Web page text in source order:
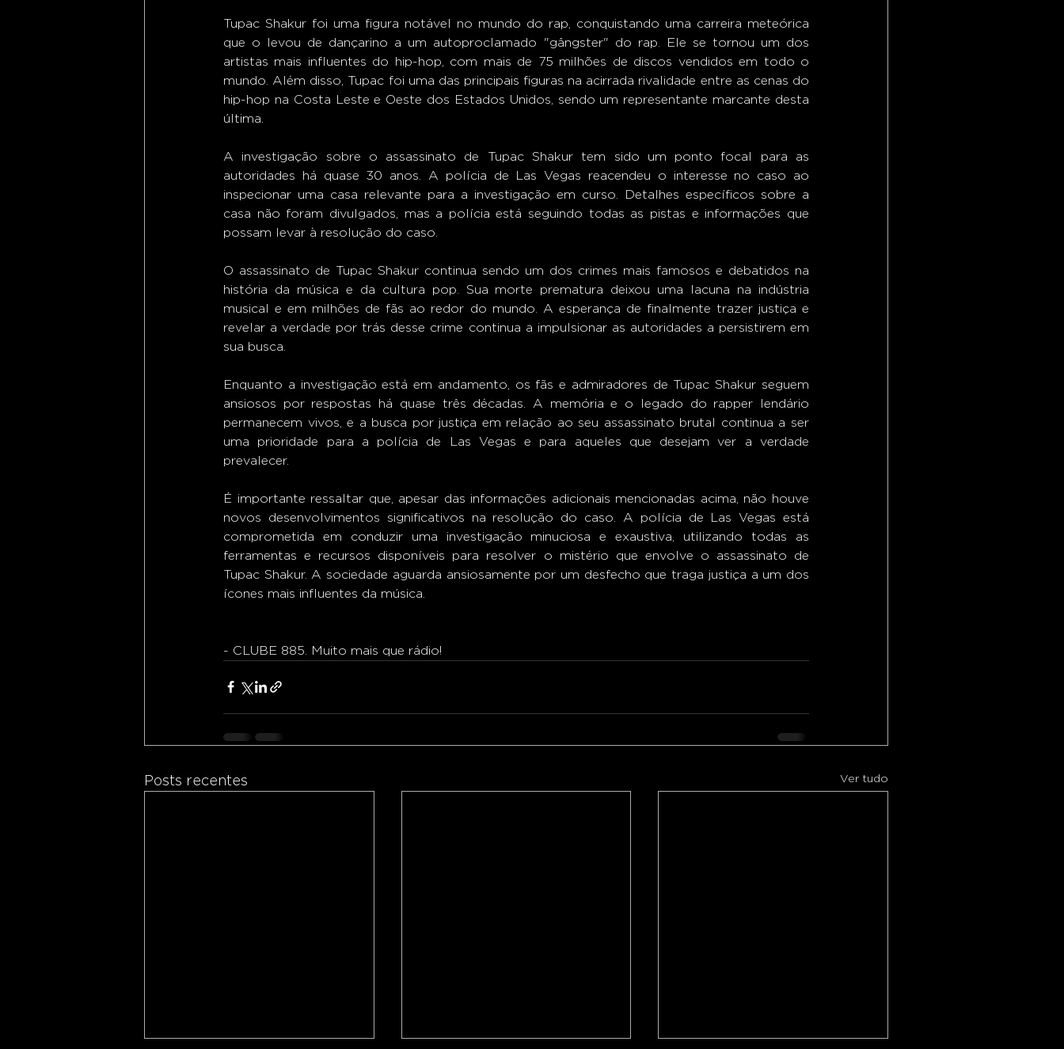
Tupac Shakur foi uma figura notável no mundo do rap, conquistando uma carreira meteórica
que o levou de dançarino a um autoproclamado "gângster" do rap. Ele se tornou um dos
artistas mais influentes do hip-hop, com mais de 75 milhões de discos vendidos em todo o
mundo. Além disso, Tupac foi uma das principais figuras na acirrada rivalidade entre as cenas do
hip-hop na Costa Leste e Oeste dos Estados Unidos, sendo um representante marcante desta
última.
A investigação sobre o assassinato de Tupac Shakur tem sido um ponto focal para as
autoridades há quase 30 anos. A polícia de Las Vegas reacendeu o interesse no caso ao
inspecionar uma casa relevante para a investigação em curso. Detalhes específicos sobre a
casa não foram divulgados, mas a polícia está seguindo todas as pistas e informações que
possam levar à resolução do caso.
O assassinato de Tupac Shakur continua sendo um dos crimes mais famosos e debatidos na
história da música e da cultura pop. Sua morte prematura deixou uma lacuna na indústria
musical e em milhões de fãs ao redor do mundo. A esperança de finalmente trazer justiça e
revelar a verdade por trás desse crime continua a impulsionar as autoridades a persistirem em
sua busca.
Enquanto a investigação está em andamento, os fãs e admiradores de Tupac Shakur seguem
ansiosos por respostas há quase três décadas. A memória e o legado do rapper lendário
permanecem vivos, e a busca por justiça em relação ao seu assassinato brutal continua a ser
uma prioridade para a polícia de Las Vegas e para aqueles que desejam ver a verdade
prevalecer.
É importante ressaltar que, apesar das informações adicionais mencionadas acima, não houve
novos desenvolvimentos significativos na resolução do caso. A polícia de Las Vegas está
comprometida em conduzir uma investigação minuciosa e exaustiva, utilizando todas as
ferramentas e recursos disponíveis para resolver o mistério que envolve o assassinato de
Tupac Shakur. A sociedade aguarda ansiosamente por um desfecho que traga justiça a um dos
ícones mais influentes da música.
- CLUBE 885. Muito mais que rádio!
Posts recentes Ver tudo